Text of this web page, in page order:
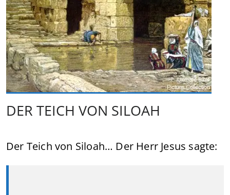
DER TEICH VON SILOAH
Der Teich von Siloah… Der Herr Jesus sagte: